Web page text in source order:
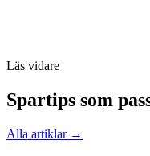
Läs vidare
Spartips som
Alla artiklar →